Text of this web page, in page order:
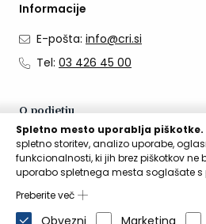
Informacije
E-pošta: info@cri.si
Tel: 03 426 45 00
O podjetju
O nas
Kontakti
Aktualno
Spletno mesto uporablja piškotke.
spletno storitev, analizo uporabe,
funkcionalnosti, ki jih brez piškotkov
uporabo spletnega mesta soglašate s
Preberite več
Obvezni Marketing